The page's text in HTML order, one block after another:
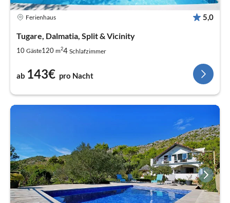
Ferienhaus 5,0
Tugare, Dalmatia, Split & Vicinity
10 Gäste120 m24 Schlafzimmer
ab 143€ pro Nacht